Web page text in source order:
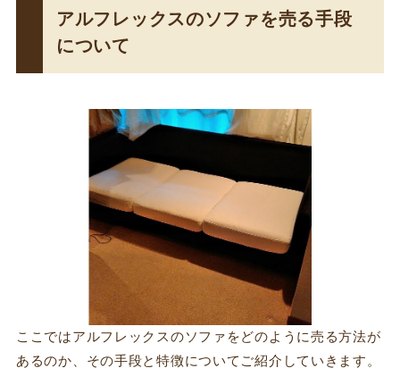
アルフレックスのソファを売る手段
について
ここではアルフレックスのソファをどのように売る方法が
あるのか、その手段と特徴についてご紹介していきます。